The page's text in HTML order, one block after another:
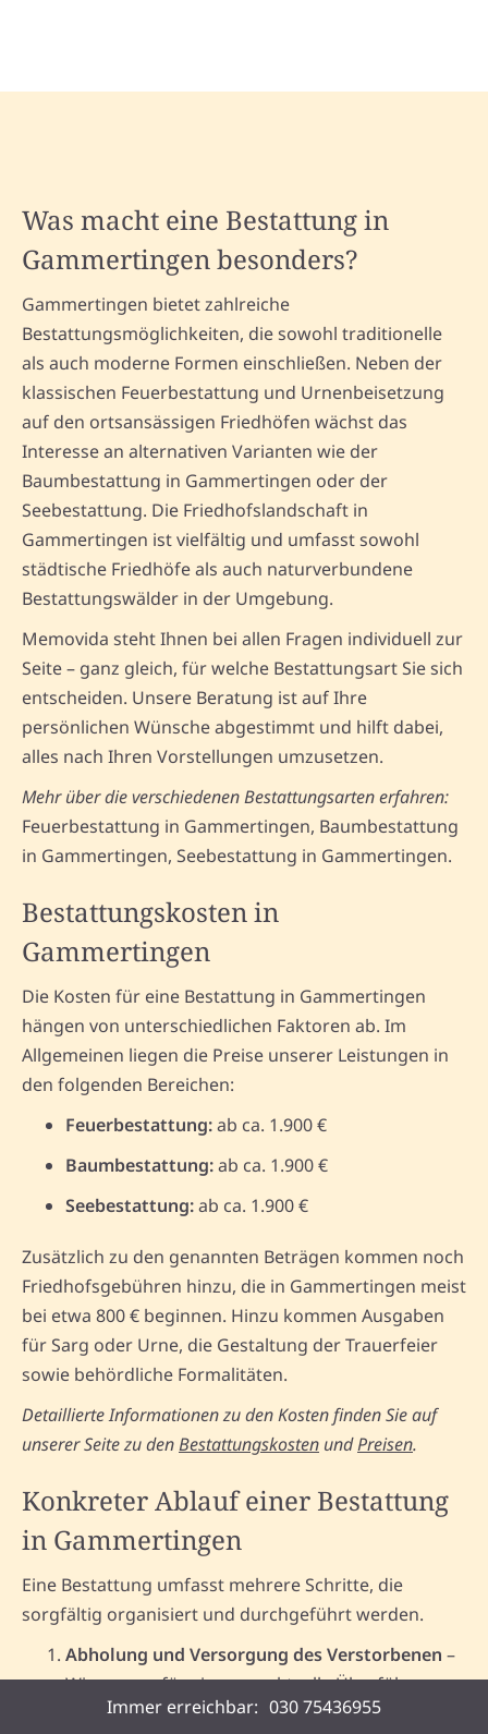
Was macht eine Bestattung in
Gammertingen besonders?
Gammertingen bietet zahlreiche
Bestattungsmöglichkeiten, die sowohl traditionelle
als auch moderne Formen einschließen. Neben der
klassischen Feuerbestattung und Urnenbeisetzung
auf den ortsansässigen Friedhöfen wächst das
Interesse an alternativen Varianten wie der
Baumbestattung in Gammertingen oder der
Seebestattung. Die Friedhofslandschaft in
Gammertingen ist vielfältig und umfasst sowohl
städtische Friedhöfe als auch naturverbundene
Bestattungswälder in der Umgebung.
Memovida steht Ihnen bei allen Fragen individuell zur
Seite – ganz gleich, für welche Bestattungsart Sie sich
entscheiden. Unsere Beratung ist auf Ihre
persönlichen Wünsche abgestimmt und hilft dabei,
alles nach Ihren Vorstellungen umzusetzen.
Mehr über die verschiedenen Bestattungsarten erfahren:
Feuerbestattung in Gammertingen, Baumbestattung
in Gammertingen, Seebestattung in Gammertingen.
Bestattungskosten in
Gammertingen
Die Kosten für eine Bestattung in Gammertingen
hängen von unterschiedlichen Faktoren ab. Im
Allgemeinen liegen die Preise unserer Leistungen in
den folgenden Bereichen:
Feuerbestattung:ab ca. 1.900 €
Baumbestattung:ab ca. 1.900 €
Seebestattung:ab ca. 1.900 €
Zusätzlich zu den genannten Beträgen kommen noch
Friedhofsgebühren hinzu, die in Gammertingen meist
bei etwa 800 € beginnen. Hinzu kommen Ausgaben
für Sarg oder Urne, die Gestaltung der Trauerfeier
sowie behördliche Formalitäten.
Detaillierte Informationen zu den Kosten finden Sie auf
unserer Seite zu denBestattungskosten undPreisen.
Konkreter Ablauf einer Bestattung
in Gammertingen
Eine Bestattung umfasst mehrere Schritte, die
sorgfältig organisiert und durchgeführt werden.
Abholung und Versorgung des Verstorbenen –
Wir sorgen für eine respektvolle Überführung.
Immer erreichbar: 030 75436955